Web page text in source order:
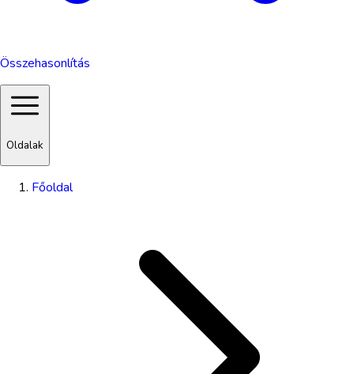
Összehasonlítás
Oldalak
Főoldal